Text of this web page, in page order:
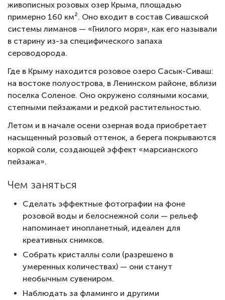
живописных розовых озер Крыма, площадью
примерно 160 км². Оно входит в состав Сивашской
системы лиманов — «Гнилого моря», как его называли
в старину из-за специфического запаха
сероводорода.
Где в Крыму находится розовое озеро Сасык-Сиваш:
на востоке полуострова, в Ленинском районе, вблизи
поселка Соленое. Оно окружено соляными косами,
степными пейзажами и редкой растительностью.
Летом и в начале осени озерная вода приобретает
насыщенный розовый оттенок, а берега покрываются
коркой соли, создающей эффект «марсианского
пейзажа».
Чем заняться
Сделать эффектные фотографии на фоне
розовой воды и белоснежной соли — рельеф
напоминает инопланетный, идеален для
креативных снимков.
Собрать кристаллы соли (разрешено в
умеренных количествах) — они станут
необычным сувениром.
Наблюдать за фламинго и другими